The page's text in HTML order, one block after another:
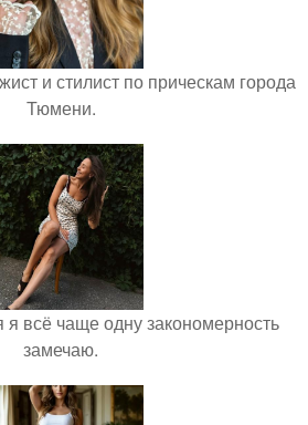
и стилист по прическам города
Тюмени.
всё чаще одну закономерность
замечаю.